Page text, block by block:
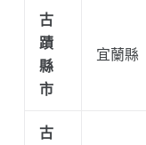
古
蹟
縣
市
宜蘭縣
古